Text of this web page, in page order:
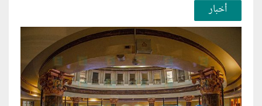
أخبار